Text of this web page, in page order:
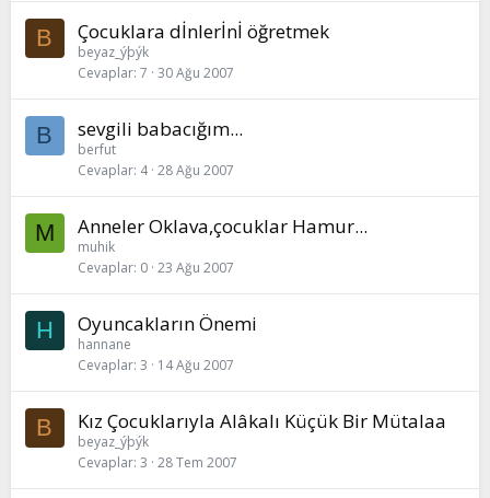
B Çocuklara dİnlerİnİ öğretmek
beyaz_ýþýk
Cevaplar 7 30 Ağu 2007
B sevgili babacığım...
berfut
Cevaplar 4 28 Ağu 2007
M Anneler Oklava,çocuklar Hamur...
muhik
Cevaplar 0 23 Ağu 2007
H Oyuncakların Önemi
hannane
Cevaplar 3 14 Ağu 2007
B Kız Çocuklarıyla Alâkalı Küçük Bir Mütalaa
beyaz_ýþýk
Cevaplar 3 28 Tem 2007